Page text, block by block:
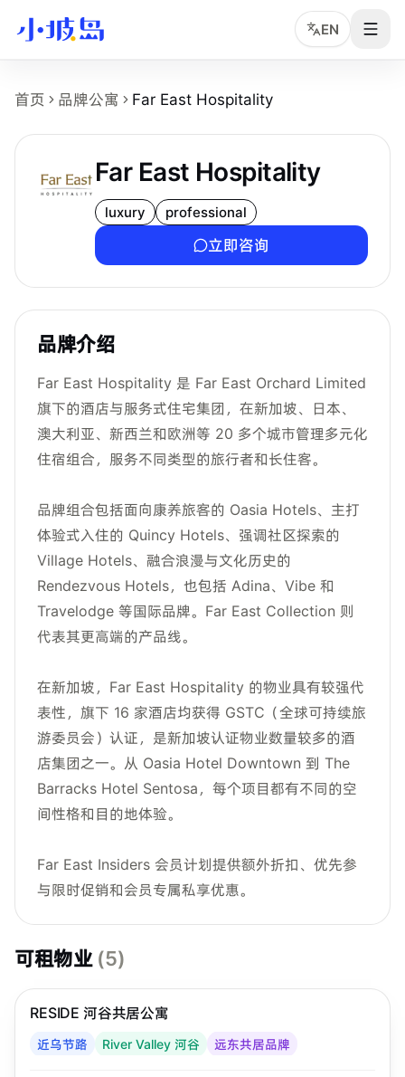
EN
Far East Hospitality 品牌页事实摘要
品牌名：Far East Hospitality。
业务类型：新加坡品牌公寓、coliving 或公寓运营品牌，由
可浏览物业数量：5 个小坡岛可浏览公寓项目。
公开起租价：约 S$2,400 /月起，最终以实时库存和品牌方
主要覆盖区域：River Valley、West Coast、Orchard、
转化方式：租客可查看旗下物业详情页，或通过小坡岛中文
首页 品牌公寓 Far East Hospitality
Far East Hospitality
luxury professional
立即咨询
品牌介绍
Far East Hospitality 是 Far East Orchard Limited
旗下的酒店与服务式住宅集团，在新加坡、日本、
澳大利亚、新西兰和欧洲等 20 多个城市管理多元化
住宿组合，服务不同类型的旅行者和长住客。
品牌组合包括面向康养旅客的 Oasia Hotels、主打
体验式入住的 Quincy Hotels、强调社区探索的
Village Hotels、融合浪漫与文化历史的
Rendezvous Hotels，也包括 Adina、Vibe 和
Travelodge 等国际品牌。Far East Collection 则
代表其更高端的产品线。
在新加坡，Far East Hospitality 的物业具有较强代
表性，旗下 16 家酒店均获得 GSTC（全球可持续旅
游委员会）认证，是新加坡认证物业数量较多的酒
店集团之一。从 Oasia Hotel Downtown 到 The
Barracks Hotel Sentosa，每个项目都有不同的空
间性格和目的地体验。
Far East Insiders 会员计划提供额外折扣、优先参
与限时促销和会员专属私享优惠。
可租物业 (5)
Far East Hospitality
步行 11 分钟到 MRT
RESIDE 河谷共居公寓
近乌节路 River Valley 河谷 远东共居品牌